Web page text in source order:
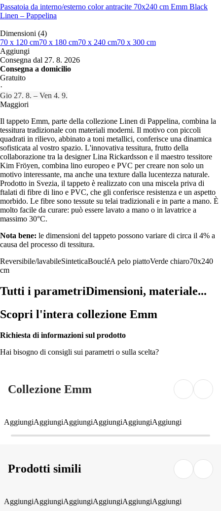
Passatoia da interno/esterno color antracite 70x240 cm Emm Black
Linen – Pappelina
Dimensioni (4)
70 x 120 cm70 x 180 cm70 x 240 cm70 x 300 cm
Aggiungi
Consegna dal 27. 8. 2026
Consegna a domicilio
Gratuito
·
Gio 27. 8. – Ven 4. 9.
Maggiori
Il tappeto Emm, parte della collezione Linen di Pappelina, combina la
tessitura tradizionale con materiali moderni. Il motivo con piccoli
quadrati in rilievo, abbinato a toni metallici, conferisce una dinamica
sofisticata al vostro spazio. L'innovativa tessitura, frutto della
collaborazione tra la designer Lina Rickardsson e il maestro tessitore
Kim Fröyen, combina lino europeo e PVC per creare non solo un
motivo interessante, ma anche una texture dalla lucentezza naturale.
Prodotto in Svezia, il tappeto è realizzato con una miscela priva di
ftalati di fibre di lino e PVC, che gli conferisce resistenza e un aspetto
morbido. Le fibre sono tessute su telai tradizionali e in parte a mano. È
molto facile da curare: può essere lavato a mano o in lavatrice a
massimo 30°C.
Nota bene: le dimensioni del tappeto possono variare di circa il 4% a
causa del processo di tessitura.
Reversibile/lavabileSinteticaBoucléA pelo piattoVerde chiaro70x240
cm
Tutti i parametriDimensioni, materiale...
Scopri l'intera collezione Emm
Richiesta di informazioni sul prodotto
Hai bisogno di consigli sui parametri o sulla scelta?
Collezione Emm
AggiungiAggiungiAggiungiAggiungiAggiungiAggiungi
Prodotti simili
AggiungiAggiungiAggiungiAggiungiAggiungiAggiungi